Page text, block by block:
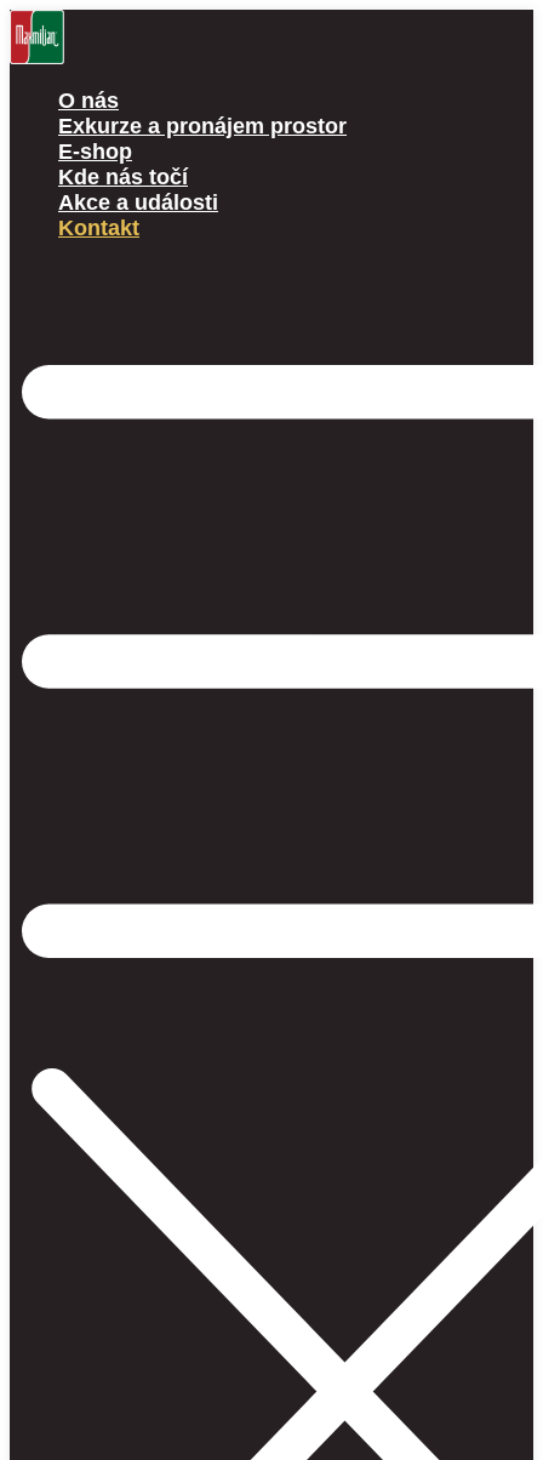
Přejít
k
obsahu
O nás
Exkurze a pronájem prostor
E-shop
Kde nás točí
Akce a události
Kontakt